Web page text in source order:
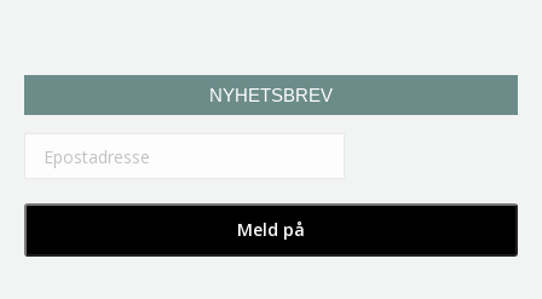
NYHETSBREV